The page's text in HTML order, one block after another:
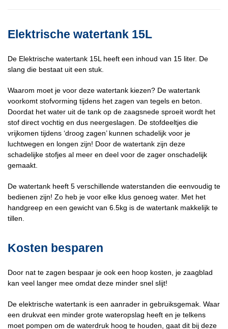
Elektrische watertank 15L
De Elektrische watertank 15L heeft een inhoud van 15 liter. De
slang die bestaat uit een stuk.
Waarom moet je voor deze watertank kiezen? De watertank
voorkomt stofvorming tijdens het zagen van tegels en beton.
Doordat het water uit de tank op de zaagsnede sproeit wordt het
stof direct vochtig en dus neergeslagen. De stofdeeltjes die
vrijkomen tijdens ‘droog zagen’ kunnen schadelijk voor je
luchtwegen en longen zijn! Door de watertank zijn deze
schadelijke stofjes al meer en deel voor de zager onschadelijk
gemaakt.
De watertank heeft 5 verschillende waterstanden die eenvoudig te
bedienen zijn! Zo heb je voor elke klus genoeg water. Met het
handgreep en een gewicht van 6.5kg is de watertank makkelijk te
tillen.
Kosten besparen
Door nat te zagen bespaar je ook een hoop kosten, je zaagblad
kan veel langer mee omdat deze minder snel slijt!
De elektrische watertank is een aanrader in gebruiksgemak. Waar
een drukvat een minder grote wateropslag heeft en je telkens
moet pompen om de waterdruk hoog te houden, gaat dit bij deze